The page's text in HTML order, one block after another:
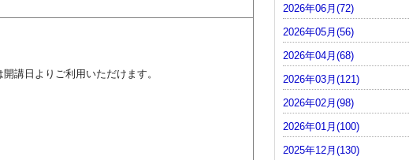
講日よりご利用いただけます。
2026年06月(72)
2026年05月(56)
2026年04月(68)
2026年03月(121)
2026年02月(98)
2026年01月(100)
2025年12月(130)